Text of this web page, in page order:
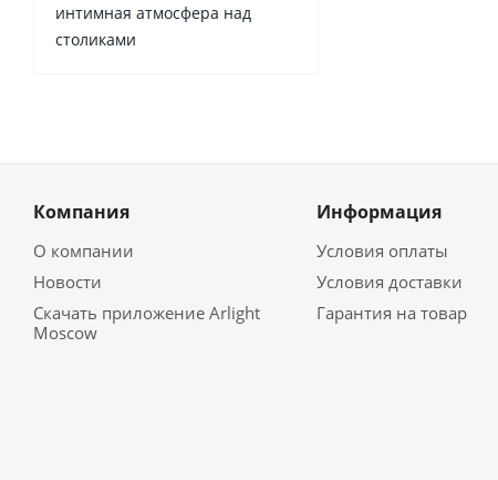
интимная атмосфера над
столиками
Компания
О компании
Новости
Скачать приложение Arlight
Moscow
Информация
Условия оплаты
Условия доставки
Гарантия на товар